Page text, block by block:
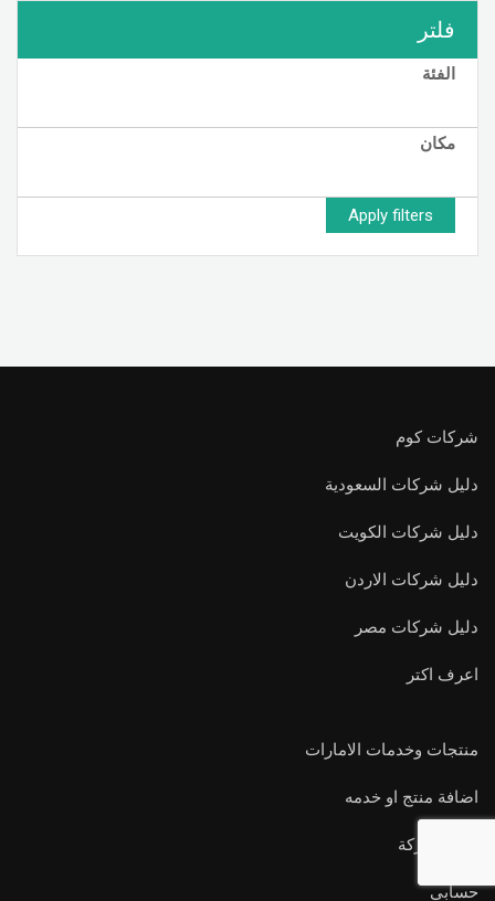
فلتر
الفئة
مكان
Apply filters
شركات كوم
دليل شركات السعودية
دليل شركات الكويت
دليل شركات الاردن
دليل شركات مصر
اعرف اكتر
منتجات وخدمات الامارات
اضافة منتج او خدمه
اضف شركة
حسابي